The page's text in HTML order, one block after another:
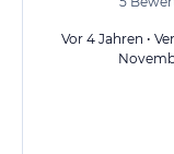
Vor 4 Jahren •